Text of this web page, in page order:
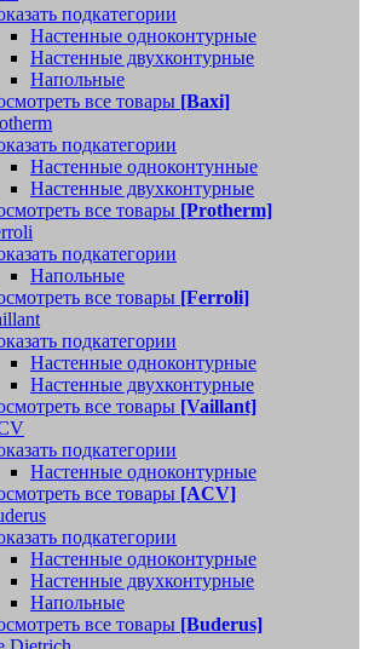
подкатегории
Настенные одноконтурные
Настенные двухконтурные
Напольные
все товары [Baxi]
подкатегории
Настенные одноконтунные
Настенные двухконтурные
все товары [Protherm]
подкатегории
Напольные
все товары [Ferroli]
подкатегории
Настенные одноконтурные
Настенные двухконтурные
все товары [Vaillant]
подкатегории
Настенные одноконтурные
все товары [ACV]
подкатегории
Настенные одноконтурные
Настенные двухконтурные
Напольные
все товары [Buderus]